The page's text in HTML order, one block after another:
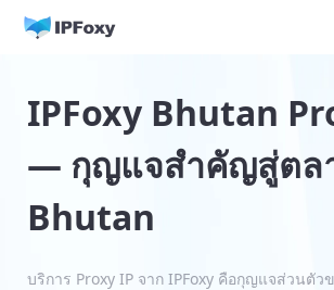
IPFoxy Bhutan
— กุญแจสำคัญสู่ตล
Bhutan
บริการ Proxy IP จาก IPFoxy คือกุญแจส่วนตัว